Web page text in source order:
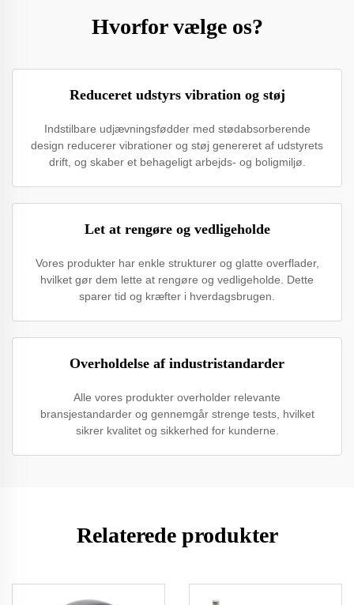
Hvorfor vælge os?
Reduceret udstyrs vibration og støj
Indstilbare udjævningsfødder med stødabsorberende
design reducerer vibrationer og støj genereret af udstyrets
drift, og skaber et behageligt arbejds- og boligmiljø.
Let at rengøre og vedligeholde
Vores produkter har enkle strukturer og glatte overflader,
hvilket gør dem lette at rengøre og vedligeholde. Dette
sparer tid og kræfter i hverdagsbrugen.
Overholdelse af industristandarder
Alle vores produkter overholder relevante
bransjestandarder og gennemgår strenge tests, hvilket
sikrer kvalitet og sikkerhed for kunderne.
Relaterede produkter